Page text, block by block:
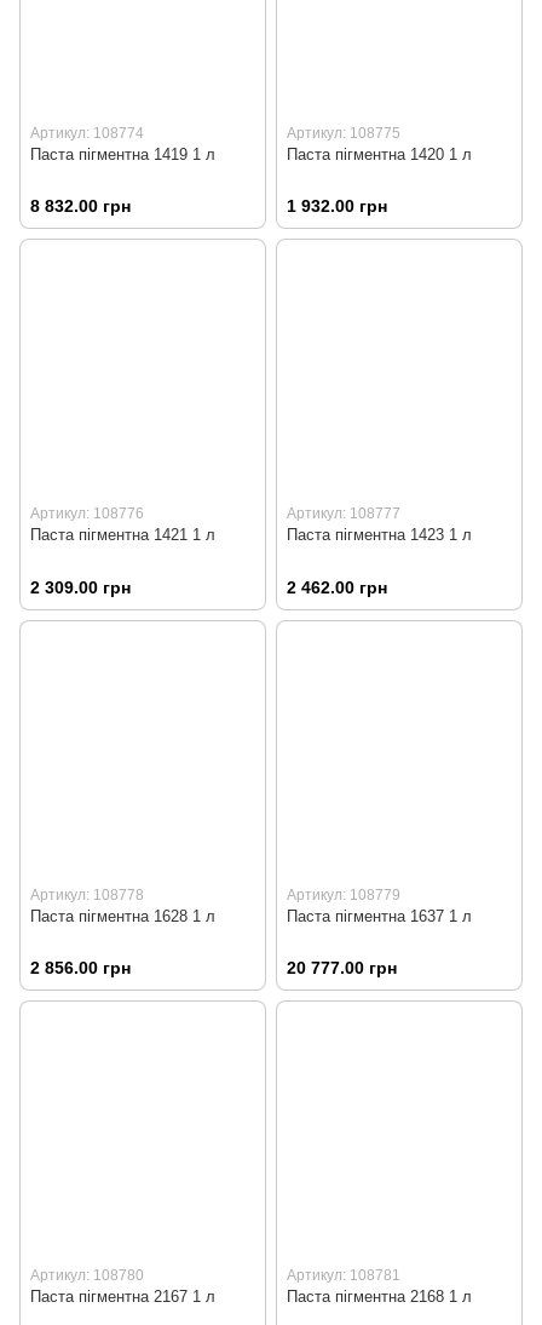
Артикул: 108774
Паста пігментна 1419 1 л
8 832.00 грн
Артикул: 108775
Паста пігментна 1420 1 л
1 932.00 грн
Артикул: 108776
Паста пігментна 1421 1 л
2 309.00 грн
Артикул: 108777
Паста пігментна 1423 1 л
2 462.00 грн
Артикул: 108778
Паста пігментна 1628 1 л
2 856.00 грн
Артикул: 108779
Паста пігментна 1637 1 л
20 777.00 грн
Артикул: 108780
Паста пігментна 2167 1 л
Артикул: 108781
Паста пігментна 2168 1 л